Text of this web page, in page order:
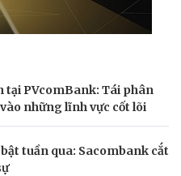
PVcomBank: Tái phân
những lĩnh vực cốt lõi
tuần qua: Sacombank cắt